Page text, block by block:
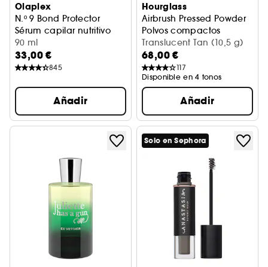
Olaplex
N.º 9 Bond Protector
Sérum capilar nutritivo
90 ml
33,00 €
845
Añadir
Hourglass
Airbrush Pressed Powder
Polvos compactos
Translucent Tan (10,5 g)
68,00 €
117
Disponible en 4 tonos
Añadir
Solo en Sephora